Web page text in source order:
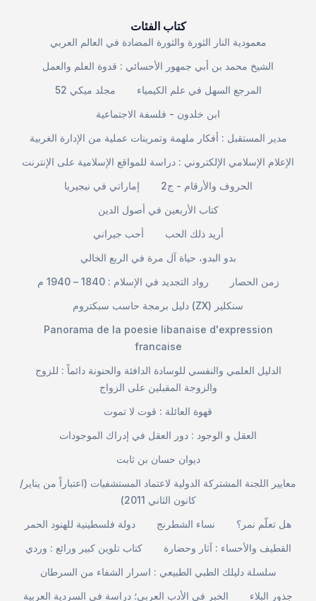
كتاب الفئات
معمودية النار الثورة والثورة المضادة في العالم العربي
الشيخ محمد بن أبي جمهور الأحسائي : قدوة العلم والعمل
مجلد ميكي 52
المرجع السهل في علم الكيمياء
ابن خلدون - فلسفة الاجتماعية
مدير المستقبل : أفكار ملهمة وتمرينات عملية من الإدارة الغربية
الإعلام الإسلامي الإلكتروني : دراسة للمواقع الإسلامية على الإنترنت
إماراتي في نيجيريا
الحروف والأرقام - ج2
كتاب الأربعين في أصول الدين
أحب جيراني
أريد ذلك الحب
بدو البدو، حياة آل مرة في الربع الخالي
رواد التجديد في الإسلام : 1840 – 1940 م
زمن الحصار
دليل برمجة حاسب سبكتروم (ZX) سنكلير
Panorama de la poesie libanaise d'expression
francaise
الدليل العلمي والنفسي للوسادة الدافئة والحنونة دائماً : للزوج
والزوجة المقبلين على الزواج
قهوة العائلة : قوت لا تموت
العقل و الوجود : دور العقل في إدراك الموجودات
ديوان حسان بن ثابت
معايير اللجنة المشتركة الدولية لاعتماد المستشفيات (اعتباراً من يناير/
كانون الثاني 2011)
دولة فلسطينية للهنود الحمر
نساء الشطرنج
هل تعلّم نمر؟
كتاب تلوين كبير ورائع : وردي
القطيف والأحساء : آثار وحضارة
سلسلة دليلك الطبي الطبيعي : اسرار الشفاء من السرطان
الخبر في الأدب العربي؛ دراسة في السردية العربية
جذور البلاء